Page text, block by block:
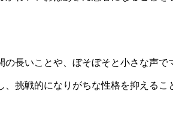
長いことや、ぼそぼそと小さな声で
挑戦的になりがちな性格を抑えるこ